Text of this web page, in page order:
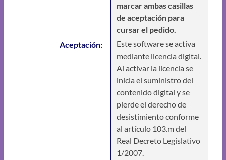
Aceptación:
marcar ambas casillas
de aceptación para
cursar el pedido.
Este software se activa
mediante licencia digital.
Al activar la licencia se
inicia el suministro del
contenido digital y se
pierde el derecho de
desistimiento conforme
al artículo 103.m del
Real Decreto Legislativo
1/2007.